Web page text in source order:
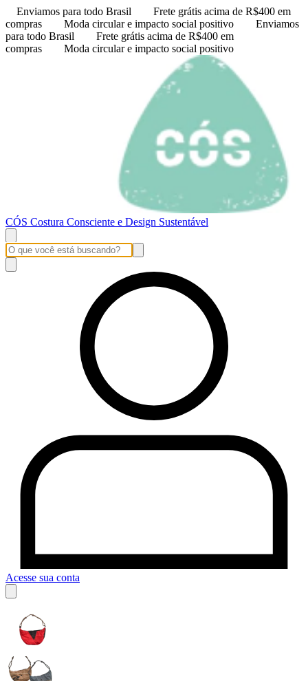
Enviamos para todo Brasil
Frete grátis acima de R$400 em
compras
Moda circular e impacto social positivo
Enviamos
para todo Brasil
Frete grátis acima de R$400 em
compras
Moda circular e impacto social positivo
CÓS Costura Consciente e Design Sustentável
Acesse sua conta